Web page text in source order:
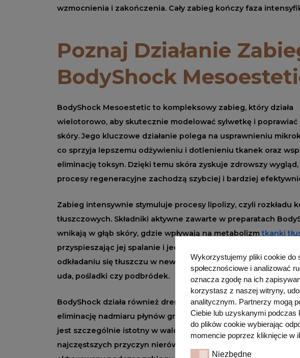
Wykorzystujemy pliki cookie do
społecznościowe i analizować
oznacza zgodę na ich
korzystasz z naszej witryny,
analitycznym. Partnerzy mogą
Ciebie lub uzyskanymi podczas
do plików cookie wybierając
momencie poprzez kliknięcie w
NiezbędneNiezbędne
wzmocnienia i zakończenia. Cały zabieg kończy faza
Poznaj Działanie
BodyShock
BodyShock Mesoestetic to kompleksowy zabieg, który działa
wielotorowo, aby skutecznie modelować sylwetkę i poprawiać
skóry. Jego kluczowe działanie polega na usprawnieniu
co sprzyja lepszemu odżywieniu i dotlenieniu tkanek oraz
eliminację toksyn. Dzięki temu skóra zyskuje zdrowszy wygląd,
procesy regeneracyjne zachodzą szybciej i bardziej
Zabieg intensywnie stymuluje procesy lipolizy, czyli rozkładu
tłuszczowych. Składniki aktywne zawarte w preparatach
wnikają w głąb skóry, gdzie wpływają na metabolizmtkanki
przyspieszając jej spalanie i jednocześnie zapobiegając
odkładaniu się tłuszczu w newralgicznych obszarach, takich
uda, pośladki czy podbródek.
BodyShock działa również drenująco, co oznacza, że
eliminację nadmiaru płynów gromadzących się w tkankach.
jest szczególnie istotny w walce z cellulitem wodnym, który
najczęstszych przyczyn nierówności skóry.